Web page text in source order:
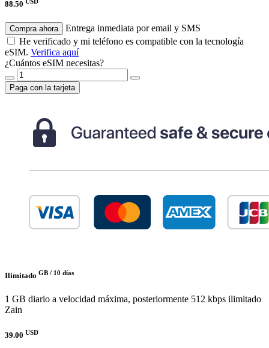
88.50
Compra ahora
Entrega inmediata por email y SMS
He verificado y mi teléfono es compatible con la tecnología
eSIM. Verifica aquí
¿Cuántos eSIM necesitas?
Paga con la tarjeta
Ilimitado GB / 10 días
1 GB diario a velocidad máxima, posteriormente 512 kbps ilimitado
Zain
39.00 USD